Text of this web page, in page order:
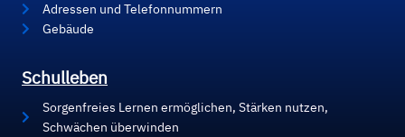
Adressen und Telefonnummern
Gebäude
Schulleben
Sorgenfreies Lernen ermöglichen, Stärken nutzen,
Schwächen überwinden